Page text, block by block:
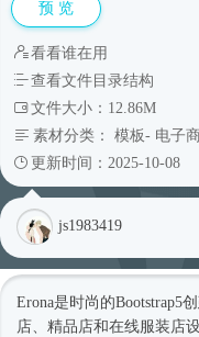
预 览
看看谁在用
查看文件目录结构
文件大小：12.86M
素材分类： 模板- 电子
更新时间：2025-10-08
js1983419
Erona是 时尚 的Bootstrap5
店、精品店和在线服装店